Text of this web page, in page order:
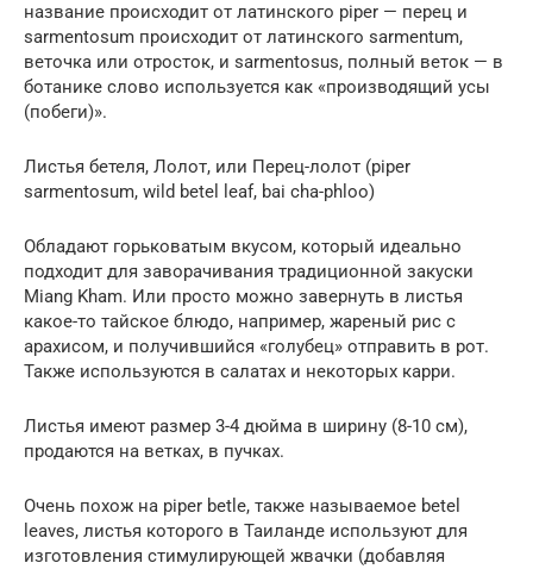
название происходит от латинского piper — перец и
sarmentosum происходит от латинского sarmentum,
веточка или отросток, и sarmentosus, полный веток — в
ботанике слово используется как «производящий усы
(побеги)».
Листья бетеля, Лолот, или Перец-лолот (piper
sarmentosum, wild betel leaf, bai cha-phloo)
Обладают горьковатым вкусом, который идеально
подходит для заворачивания традиционной закуски
Miang Kham. Или просто можно завернуть в листья
какое-то тайское блюдо, например, жареный рис с
арахисом, и получившийся «голубец» отправить в рот.
Также используются в салатах и некоторых карри.
Листья имеют размер 3-4 дюйма в ширину (8-10 см),
продаются на ветках, в пучках.
Очень похож на piper betle, также называемое betel
leaves, листья которого в Таиланде используют для
изготовления стимулирующей жвачки (добавляя